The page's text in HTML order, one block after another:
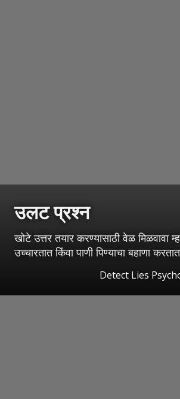
उलट प्रश्न
खोटे उत्तर तयार करण्यासाठी वेळ मिळवावा
उच्चारतात किंवा पाणी पिण्याचा बहाणा
Detect Lies